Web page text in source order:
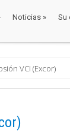
Noticias » Su
VCI (Excor)